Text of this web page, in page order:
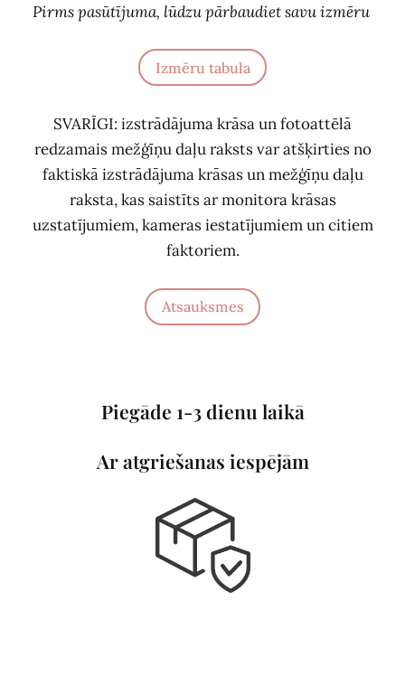
Pirms pasūtījuma, lūdzu pārbaudiet savu izmēru
Izmēru tabula
SVARĪGI: izstrādājuma krāsa un fotoattēlā
redzamais mežģīņu daļu raksts var atšķirties no
faktiskā izstrādājuma krāsas un mežģīņu daļu
raksta, kas saistīts ar monitora krāsas
uzstatījumiem, kameras iestatījumiem un citiem
faktoriem.
Atsauksmes
Piegāde 1-3 dienu laikā
Ar atgriešanas iespējām